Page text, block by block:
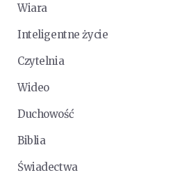
Wiara
Inteligentne życie
Czytelnia
Wideo
Duchowość
Biblia
Świadectwa